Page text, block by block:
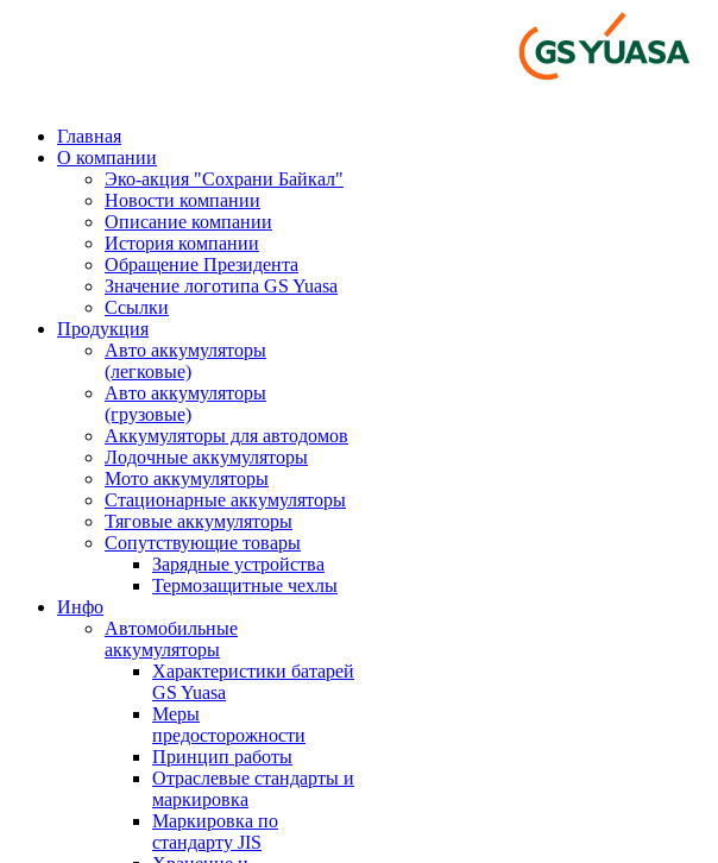
Главная
О компании
Эко-акция "Сохрани Байкал"
Новости компании
Описание компании
История компании
Обращение Президента
Значение логотипа GS Yuasa
Ссылки
Продукция
Авто аккумуляторы
(легковые)
Авто аккумуляторы
(грузовые)
Аккумуляторы для автодомов
Лодочные аккумуляторы
Мото аккумуляторы
Стационарные аккумуляторы
Тяговые аккумуляторы
Сопутствующие товары
Зарядные устройства
Термозащитные чехлы
Инфо
Автомобильные
аккумуляторы
Характеристики батарей
GS Yuasa
Меры
предосторожности
Принцип работы
Отраслевые стандарты и
маркировка
Маркировка по
стандарту JIS